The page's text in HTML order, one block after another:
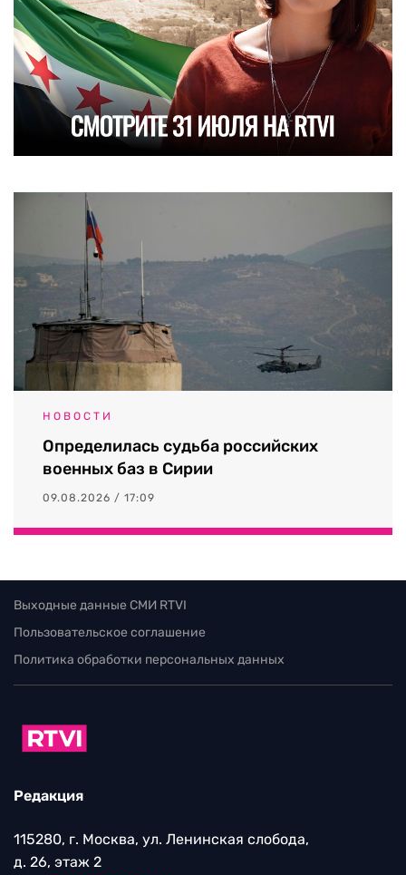
НОВОСТИ
Определилась судьба российских
военных баз в Сирии
09.08.2026 / 17:09
Выходные данные СМИ RTVI
Пользовательское соглашение
Политика обработки персональных данных
Редакция
115280, г. Москва, ул. Ленинская слобода,
д. 26, этаж 2